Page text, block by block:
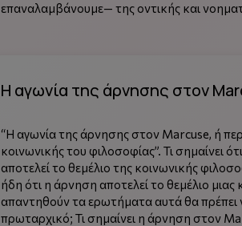
επαναλαμβάνουμε— της οντικής και
Η αγωνία της άρνησης στον
“Η αγωνία της άρνησης στον Marcuse, ή
κοινωνικής του φιλοσοφίας”. Τι σημαίνει
αποτελεί το θεμέλιο της κοινωνικής
ήδη ότι η άρνηση αποτελεί το θεμέλιο μιας
απαντηθούν τα ερωτήματα αυτά θα πρέπει
πρωταρχικό; Τι σημαίνει η άρνηση στον